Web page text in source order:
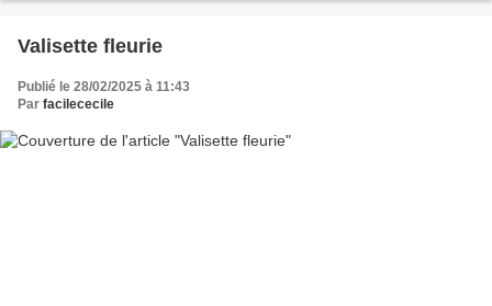
Valisette fleurie
Publié le 28/02/2025 à 11:43
Par facilececile